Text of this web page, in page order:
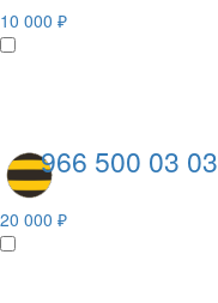
10 000 ₽
966 500 03 03
20 000 ₽